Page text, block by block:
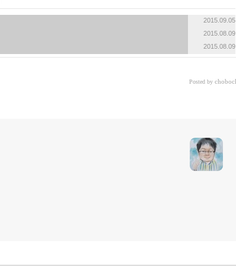
2015.09.05
2015.08.09
2015.08.09
Posted by